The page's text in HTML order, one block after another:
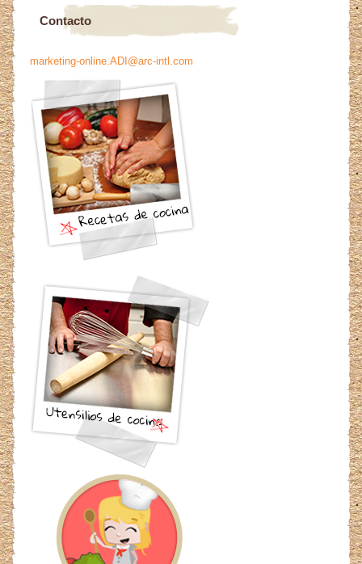
Contacto
marketing-online.ADI@arc-intl.com